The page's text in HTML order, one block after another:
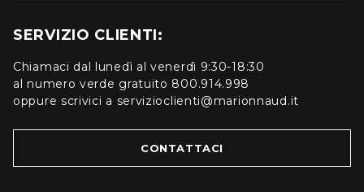
SERVIZIO CLIENTI:
Chiamaci dal lunedì al venerdì 9:30-18:30
al numero verde gratuito 800.914.998
oppure scrivici a servizioclienti@marionnaud.it
CONTATTACI